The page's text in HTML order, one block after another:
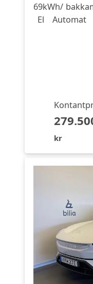
69kWh/
Drivmedel
El
Drivmedel
Automat
Miltal
årsmodell
kr